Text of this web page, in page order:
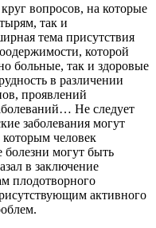
вопросов, на которые
так и
тема присутствия
которой
больные, так и здоровые
в различении
проявлений
Не следует
заболевания могут
человек
болезни могут быть
в заключение
плодотворного
активного